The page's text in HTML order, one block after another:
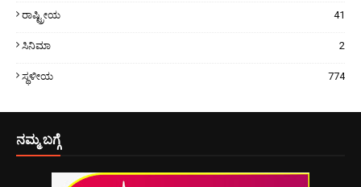
ರಾಷ್ಟ್ರೀಯ 41
ಸಿನಿಮಾ 2
ಸ್ಥಳೀಯ 774
ನಮ್ಮ ಬಗ್ಗೆ